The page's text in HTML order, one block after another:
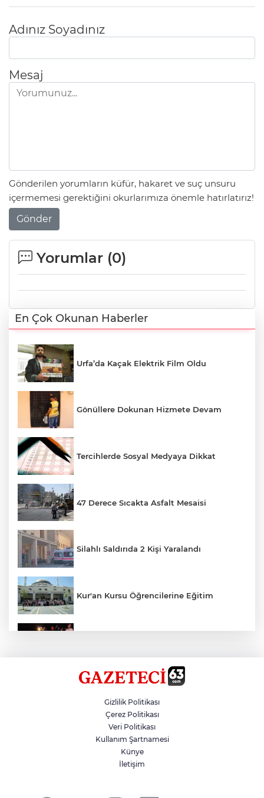
Adınız Soyadınız
Mesaj
Gönderilen yorumların küfür, hakaret ve suç unsuru
içermemesi gerektiğini okurlarımıza önemle hatırlatırız!
Gönder
Yorumlar (0)
En Çok Okunan Haberler
Urfa’da Kaçak Elektrik Film Oldu
Gönüllere Dokunan Hizmete Devam
Tercihlerde Sosyal Medyaya Dikkat
47 Derece Sıcakta Asfalt Mesaisi
Silahlı Saldırıda 2 Kişi Yaralandı
Kur'an Kursu Öğrencilerine Eğitim
Siverek’te Mahmut Gülel Dönemi
Filistin Konvoyuna Coşkulu Karşılama
Gizlilik Politikası
Çerez Politikası
Veri Politikası
Kullanım Şartnamesi
Künye
İletişim